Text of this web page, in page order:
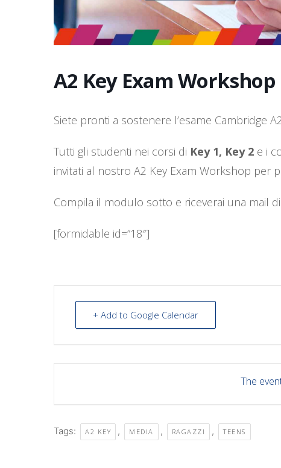
A2 Key Exam Workshop
Siete pronti a sostenere l’esame Cambridge
Tutti gli studenti nei corsi di Key 1, Key 2 e i
invitati al nostro A2 Key Exam Workshop per
Compila il modulo sotto e riceverai una mail
[formidable id=”18″]
+ Add to Google Calendar
The
Tags: A2 KEY , MEDIA , RAGAZZI , TEENS